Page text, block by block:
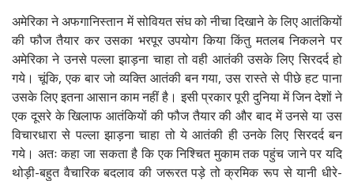
अमेरिका ने अफगानिस्तान में सोवियत संघ को नीचा दिखाने के लिए आतंकियों
की फौज तैयार कर उसका भरपूर उपयोग किया किंतु मतलब निकलने पर
अमेरिका ने उनसे पल्ला झाड़ना चाहा तो वही आतंकी उसके लिए सिरदर्द हो
गये। चूंकि, एक बार जो व्यक्ति आतंकी बन गया, उस रास्ते से पीछे हट पाना
उसके लिए इतना आसान काम नहीं है। इसी प्रकार पूरी दुनिया में जिन देशों ने
एक दूसरे के खिलाफ आतंकियों की फौज तैयार की और बाद में उनसे या उस
विचारधारा से पल्ला झाड़ना चाहा तो ये आतंकी ही उनके लिए सिरदर्द बन
गये। अतः कहा जा सकता है कि एक निश्चित मुकाम तक पहुंच जाने पर यदि
थोड़ी-बहुत वैचारिक बदलाव की जरूरत पड़े तो क्रमिक रूप से यानी धीरे-